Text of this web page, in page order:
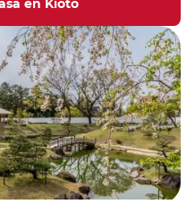
en Kioto